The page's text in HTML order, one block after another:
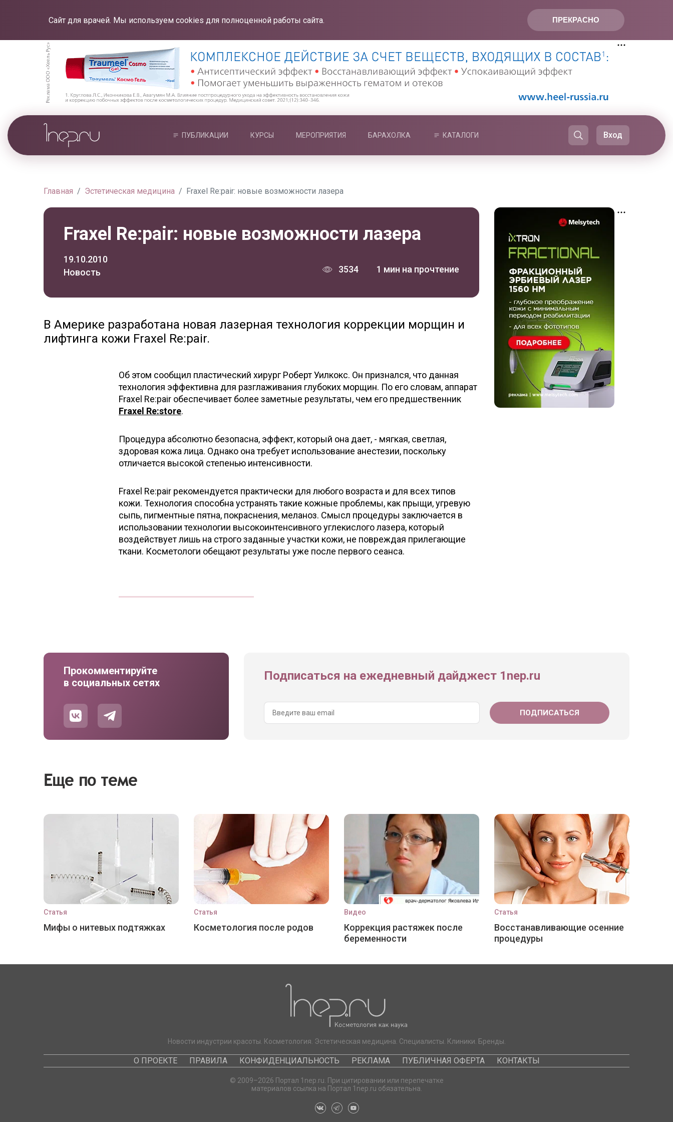
ПРЕКРАСНО
Сайт для врачей. Мы используем cookies для полноценной работы сайта.
ПУБЛИКАЦИИ КУРСЫ МЕРОПРИЯТИЯ БАРАХОЛКА КАТАЛОГИ Вход
Главная Эстетическая медицина Fraxel Re:pair: новые возможности лазера
Fraxel Re:pair: новые возможности лазера
19.10.2010
Новость
3534 1 мин на прочтение
В Америке разработана новая лазерная технология коррекции морщин и
лифтинга кожи Fraxel Re:pair.
Об этом сообщил пластический хирург Роберт Уилкокс. Он признался, что данная
технология эффективна для разглаживания глубоких морщин. По его словам, аппарат
Fraxel Re:pair обеспечивает более заметные результаты, чем его предшественник
Fraxel Re:store.
Процедура абсолютно безопасна, эффект, который она дает, - мягкая, светлая,
здоровая кожа лица. Однако она требует использование анестезии, поскольку
отличается высокой степенью интенсивности.
Fraxel Re:pair рекомендуется практически для любого возраста и для всех типов
кожи. Технология способна устранять такие кожные проблемы, как прыщи, угревую
сыпь, пигментные пятна, покраснения, меланоз. Смысл процедуры заключается в
использовании технологии высокоинтенсивного углекислого лазера, который
воздействует лишь на строго заданные участки кожи, не повреждая прилегающие
ткани. Косметологи обещают результаты уже после первого сеанса.
Прокомментируйте
в социальных сетях
Подписаться на ежедневный дайджест 1nep.ru
Еще по теме
Статья
Мифы о нитевых подтяжках
Статья
Косметология после родов
Видео
Коррекция растяжек после
беременности
Статья
Восстанавливающие осенние
процедуры
Новости индустрии красоты. Косметология. Эстетическая медицина. Специалисты. Клиники. Бренды.
О ПРОЕКТЕ ПРАВИЛА КОНФИДЕНЦИАЛЬНОСТЬ РЕКЛАМА ПУБЛИЧНАЯ ОФЕРТА КОНТАКТЫ
© 2009–2026 Портал 1nep.ru. При цитировании или перепечатке
материалов ссылка на Портал 1nep.ru обязательна.